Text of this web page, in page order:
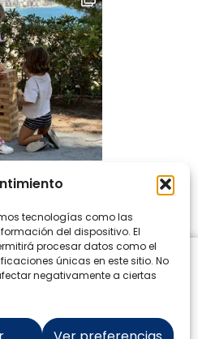
tecnologías como las
del dispositivo. El
procesar datos como el
únicas en este sitio. No
negativamente a ciertas